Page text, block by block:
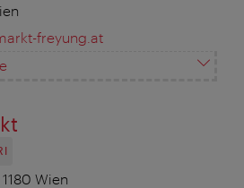
freyung.at
Wien